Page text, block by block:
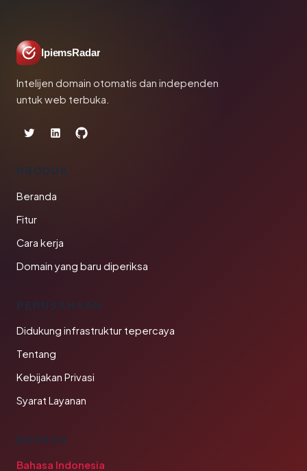
IpiemsRadar
Intelijen domain otomatis dan independen
untuk web terbuka.
PRODUK
Beranda
Fitur
Cara kerja
Domain yang baru diperiksa
PERUSAHAAN
Didukung infrastruktur tepercaya
Tentang
Kebijakan Privasi
Syarat Layanan
BAHASA
Bahasa Indonesia